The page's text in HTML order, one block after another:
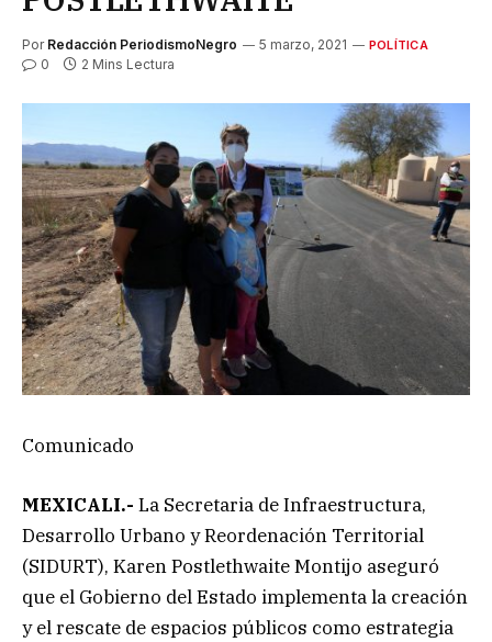
Por Redacción PeriodismoNegro 5 marzo, 2021 POLÍTICA
0 2 Mins Lectura
Comunicado
MEXICALI.- La Secretaria de Infraestructura,
Desarrollo Urbano y Reordenación Territorial
(SIDURT), Karen Postlethwaite Montijo aseguró
que el Gobierno del Estado implementa la creación
y el rescate de espacios públicos como estrategia